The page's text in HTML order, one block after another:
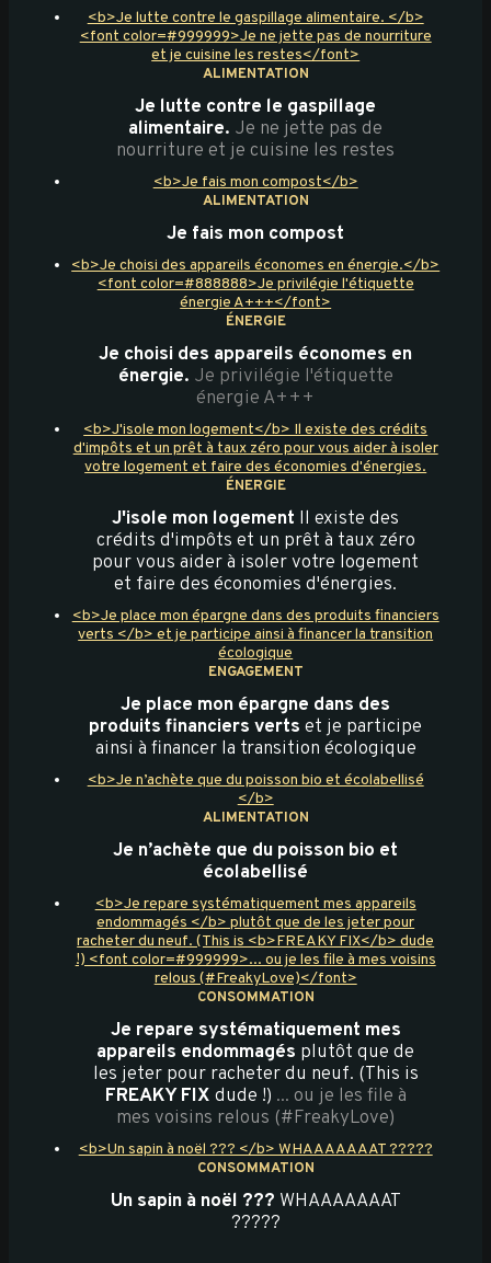
<b>Je lutte contre le gaspillage alimentaire. </b>
<font color=#999999>Je ne jette pas de nourriture
et je cuisine les restes</font>
ALIMENTATION
Je lutte contre le gaspillage
alimentaire. Je ne jette pas de
nourriture et je cuisine les restes
<b>Je fais mon compost</b>
ALIMENTATION
Je fais mon compost
<b>Je choisi des appareils économes en énergie.</b>
<font color=#888888>Je privilégie l'étiquette
énergie A+++</font>
ÉNERGIE
Je choisi des appareils économes en
énergie. Je privilégie l'étiquette
énergie A+++
<b>J'isole mon logement</b> Il existe des crédits
d'impôts et un prêt à taux zéro pour vous aider à isoler
votre logement et faire des économies d'énergies.
ÉNERGIE
J'isole mon logement Il existe des
crédits d'impôts et un prêt à taux zéro
pour vous aider à isoler votre logement
et faire des économies d'énergies.
<b>Je place mon épargne dans des produits financiers
verts </b> et je participe ainsi à financer la transition
écologique
ENGAGEMENT
Je place mon épargne dans des
produits financiers vertset je participe
ainsi à financer la transition écologique
<b>Je n’achète que du poisson bio et écolabellisé
</b>
ALIMENTATION
Je n’achète que du poisson bio et
écolabellisé
<b>Je repare systématiquement mes appareils
endommagés </b> plutôt que de les jeter pour
racheter du neuf. (This is <b>FREAKY FIX</b> dude
!) <font color=#999999>... ou je les file à mes voisins
relous (#FreakyLove)</font>
CONSOMMATION
Je repare systématiquement mes
appareils endommagés plutôt que de
les jeter pour racheter du neuf. (This is
FREAKY FIX dude !) ... ou je les file à
mes voisins relous (#FreakyLove)
<b>Un sapin à noël ??? </b> WHAAAAAAAT ?????
CONSOMMATION
Un sapin à noël ??? WHAAAAAAAT
?????